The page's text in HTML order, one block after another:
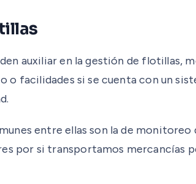
auxiliar en la gestión de flotillas,
o facilidades si se cuenta con un
entre ellas son la de
si transportamos mercancías